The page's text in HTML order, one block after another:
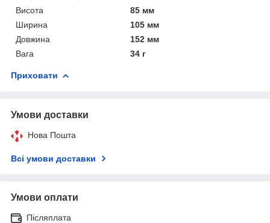
Висота
85 мм
Ширина
105 мм
Довжина
152 мм
Вага
34 г
Приховати
Умови доставки
Нова Пошта
Всі умови доставки
Умови оплати
Післяплата